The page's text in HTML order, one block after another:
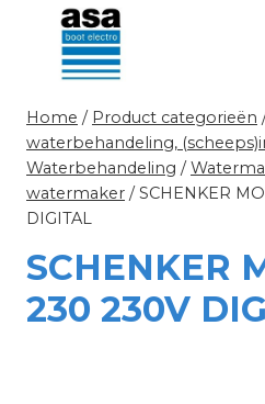
Doorgaan
inhoud
Home / Product categorieën
waterbehandeling,
Waterbehandeling /
watermaker / SCHENKER
DIGITAL
SCHENKER
230 230V